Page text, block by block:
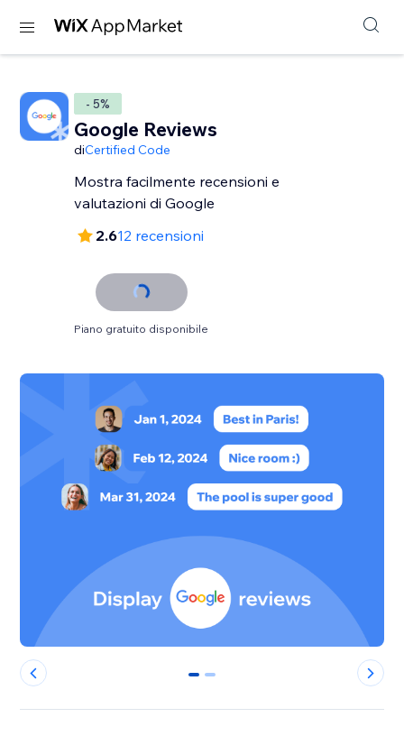
- 5%
Google Reviews
diCertified Code
Mostra facilmente recensioni e
valutazioni di Google
2.612 recensioni
Piano gratuito disponibile
0 1